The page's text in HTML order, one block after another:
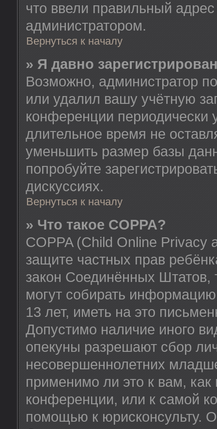
что ввели правильный
администратором.
Вернуться к началу
» Я давно
Возможно, администратор
или удалил вашу учётную
конференции периодически
длительное время не
уменьшить размер базы
попробуйте
дискуссиях.
Вернуться к началу
» Что такое COPPA?
COPPA (Child Online Privacy
защите частных прав
закон Соединённых Штатов,
могут собирать
13 лет, иметь на это
Допустимо наличие иного
опекуны разрешают сбор
несовершеннолетних
применимо ли это к вам,
конференции, или к самой
помощью к юрисконсульту.